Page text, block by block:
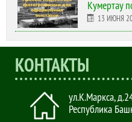
Кумертау
13 ИЮНЯ
КОНТАКТЫ
ул.К.Маркса,
Республика